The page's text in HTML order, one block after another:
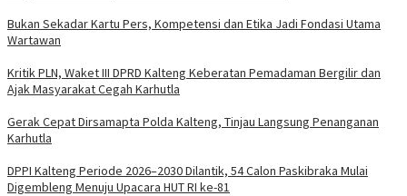
Bukan Sekadar Kartu Pers, Kompetensi dan Etika Jadi Fondasi Utama
Wartawan
Kritik PLN, Waket III DPRD Kalteng Keberatan Pemadaman Bergilir dan
Ajak Masyarakat Cegah Karhutla
Gerak Cepat Dirsamapta Polda Kalteng, Tinjau Langsung Penanganan
Karhutla
DPPI Kalteng Periode 2026–2030 Dilantik, 54 Calon Paskibraka Mulai
Digembleng Menuju Upacara HUT RI ke-81